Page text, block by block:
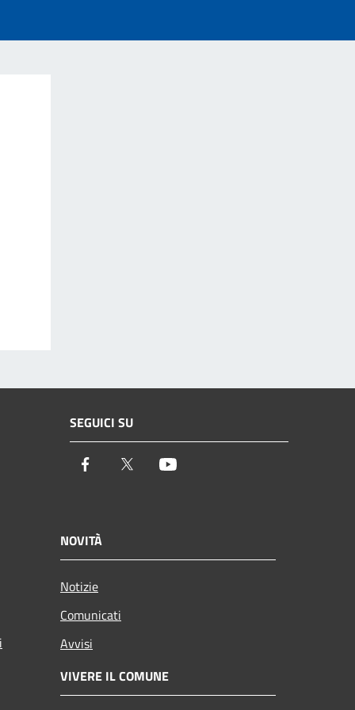
SEGUICI SU
Facebook Twitter
NOVITÀ
Notizie
Comunicati
Avvisi
VIVERE IL COMUNE